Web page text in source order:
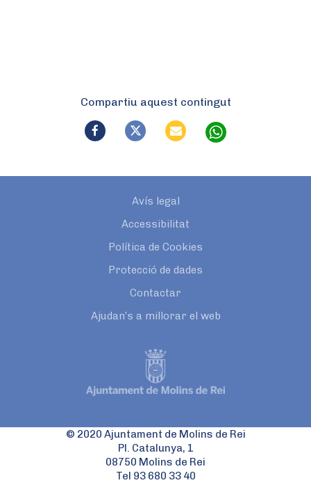
Compartiu aquest contingut
Avís legal
Accessibilitat
Política de Cookies
Protecció de dades
Contactar
Ajudan’s a millorar el web
© 2020 Ajuntament de Molins de Rei
Pl. Catalunya, 1
08750 Molins de Rei
Tel 93 680 33 40